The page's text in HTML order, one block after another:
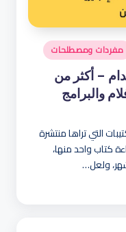
مفردات ومصطلحات
– أكثر من
والبرامج
التي تراها منتشرة
كتاب واحد منها،
ولعل…